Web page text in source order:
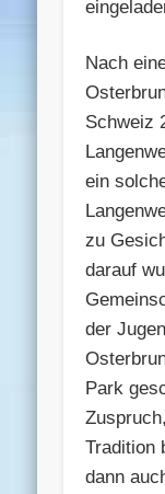
Nach
Schweiz
ein
zu
darauf
der
Park
Tradition
dann